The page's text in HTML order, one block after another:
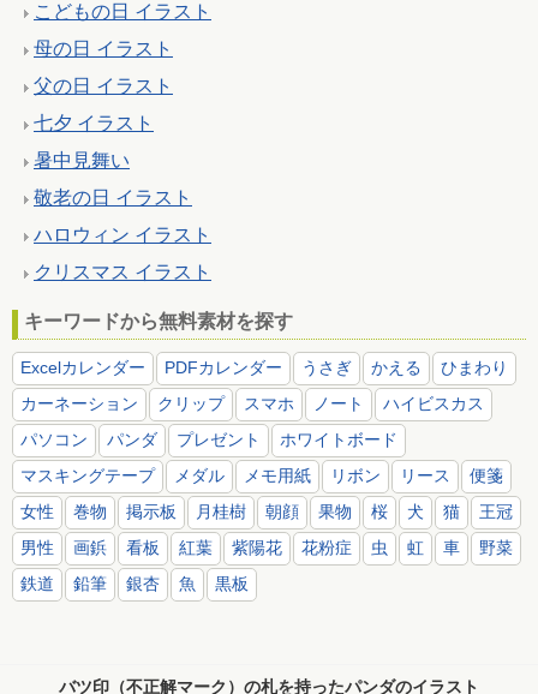
こどもの日 イラスト
母の日 イラスト
父の日 イラスト
七夕 イラスト
暑中見舞い
敬老の日 イラスト
ハロウィン イラスト
クリスマス イラスト
キーワードから無料素材を探す
Excelカレンダー PDFカレンダー うさぎ かえる
ひまわり
カーネーション
クリップ スマホ ノート
ハイビスカス
パソコン
パンダ プレゼント
ホワイトボード
マスキングテープ
メダル メモ用紙 リボン リース
便箋
女性
巻物 掲示板 月桂樹 朝顔 果物 桜 犬 猫
王冠
男性
画鋲 看板 紅葉 紫陽花 花粉症 虫 虹 車
野菜
鉄道
鉛筆 銀杏 魚 黒板
バツ印（不正解マーク）の札を持ったパンダのイラスト